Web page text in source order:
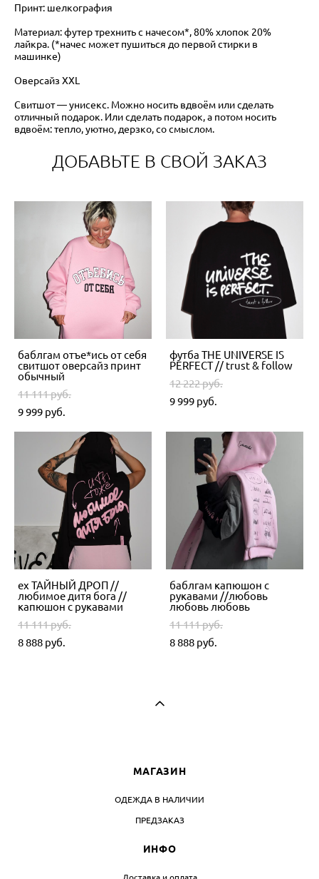
Принт: шелкография
Материал: футер трехнить с начесом*, 80% хлопок 20%
лайкра. (*начес может пушиться до первой стирки в
машинке)
Оверсайз XXL
Свитшот — унисекс. Можно носить вдвоём или сделать
отличный подарок. Или сделать подарок, а потом носить
вдвоём: тепло, уютно, дерзко, со смыслом.
ДОБАВЬТЕ В СВОЙ ЗАКАЗ
баблгам отъе*ись от себя
свитшот оверсайз принт
обычный
11 111 pуб.
9 999 pуб.
футба THE UNIVERSE IS
PERFECT // trust & follow
12 222 pуб.
9 999 pуб.
ex ТАЙНЫЙ ДРОП //
любимое дитя бога //
капюшон с рукавами
11 111 pуб.
8 888 pуб.
баблгам капюшон с
рукавами //любовь
любовь любовь
11 111 pуб.
8 888 pуб.
МАГАЗИН
ОДЕЖДА В НАЛИЧИИ
ПРЕДЗАКАЗ
ИНФО